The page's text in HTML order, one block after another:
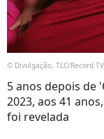
© Divulgação, TLC/Record TV
5 anos depois de
2023, aos 41
foi revelada